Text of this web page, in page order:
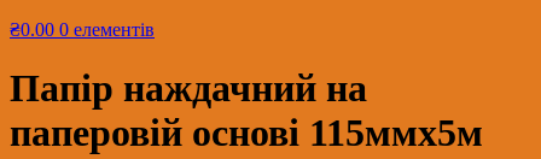
₴0.00 0 елементів
Папір наждачний на
паперовій основі 115ммх5м